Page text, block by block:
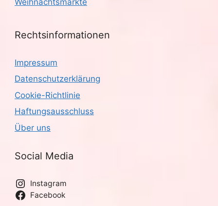
Rechtsinformationen
Impressum
Datenschutzerklärung
Cookie-Richtlinie
Haftungsausschluss
Über uns
Social Media
Instagram
Facebook